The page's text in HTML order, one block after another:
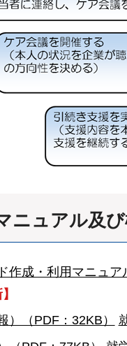
ニュアル及
成・利用マニュア
（PDF：32KB）